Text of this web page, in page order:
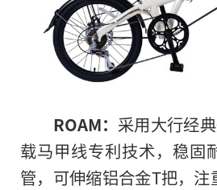
ROAM： 采用大行经
载马甲线专利技术，稳固
管，可伸缩铝合金T把，注